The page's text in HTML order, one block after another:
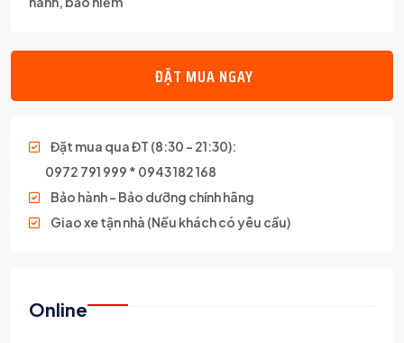
ĐẶT MUA NGAY
Đặt mua qua ĐT (8:30 – 21:30):
0972 791 999 * 0943 182 168
Bảo hành – Bảo dưỡng chính hãng
Giao xe tận nhà (Nếu khách có yêu cầu)
Online